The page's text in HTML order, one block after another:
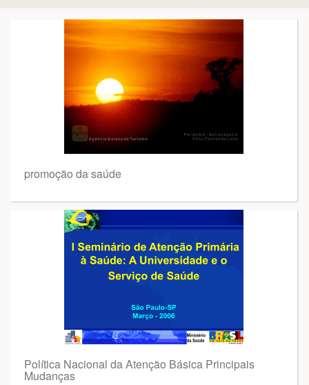
promoção da saúde
Política Nacional da Atenção Básica Principais
Mudanças